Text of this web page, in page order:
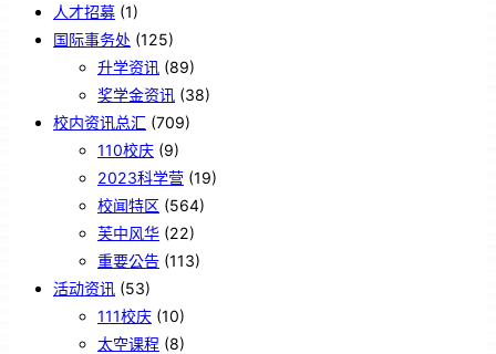
人才招募 (1)
国际事务处 (125)
升学资讯 (89)
奖学金资讯 (38)
校内资讯总汇 (709)
110校庆 (9)
2023科学营 (19)
校闻特区 (564)
芙中风华 (22)
重要公告 (113)
活动资讯 (53)
111校庆 (10)
太空课程 (8)